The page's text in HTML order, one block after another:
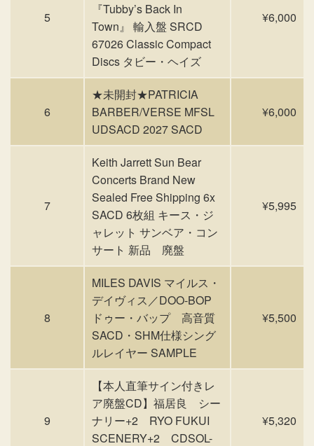
5
『Tubby’s Back In
Town』 輸入盤 SRCD
67026 Classic Compact
Discs タビー・ヘイズ
¥6,000
6
★未開封★PATRICIA
BARBER/VERSE MFSL
UDSACD 2027 SACD
¥6,000
7
Keith Jarrett Sun Bear
Concerts Brand New
Sealed Free Shipping 6x
SACD 6枚組 キース・ジ
ャレット サンベア・コン
サート 新品 廃盤
¥5,995
8
MILES DAVIS マイルス・
デイヴィス／DOO-BOP
ドゥー・バップ 高音質
SACD・SHM仕様シング
ルレイヤー SAMPLE
¥5,500
9
【本人直筆サイン付きレ
ア廃盤CD】福居良 シー
ナリー+2 RYO FUKUI
SCENERY+2 CDSOL-
¥5,320